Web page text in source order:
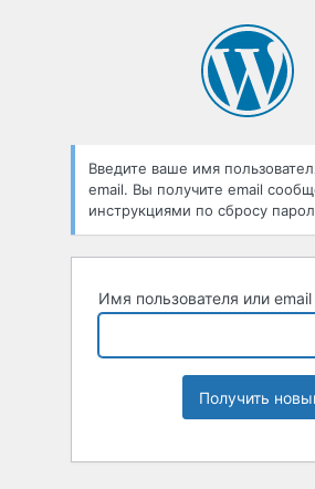
Введите ваше имя
email. Вы получите email
инструкциями по сбросу
Имя пользователя или email